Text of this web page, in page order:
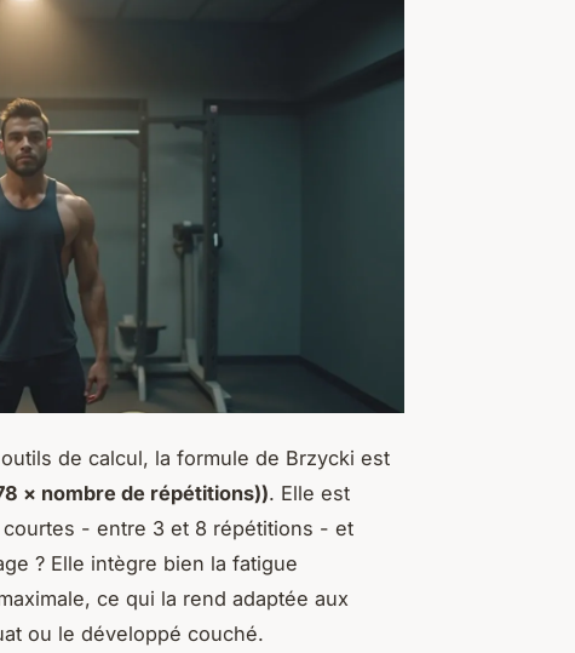
de calcul, la formule de Brzycki est
× nombre de répétitions)). Elle est
- entre 3 et 8 répétitions - et
? Elle intègre bien la fatigue
ce qui la rend adaptée aux
ou le développé couché.